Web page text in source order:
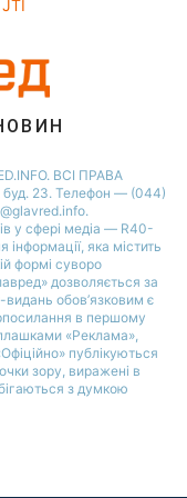
JTI
ВСІ ПРАВА
буд. 23. Телефон — (044)
у сфері медіа — R40-
яка містить
формi суворо
дозволяється за
обов’язковим є
в першому
«Реклама»,
публікуються
зору, виражені в
з думкою